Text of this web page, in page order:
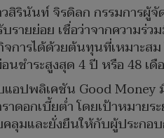
สิรินันท์ จิรดิลก กรรมการผู้
รายย่อย เชื่อว่าจากความร่
ารได้ด้วยต้นทุนที่เหมาะสม
อนชำระสูงสุด 4 ปี หรือ 48
อปพลิเคชัน Good Money
ราดอกเบี้ยต่ำ โดยเป้าหมาย
ลุมและยั่งยืนให้กับผู้ประกอบ